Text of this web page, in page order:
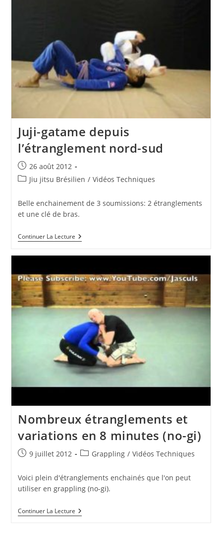
Juji-gatame depuis
l’étranglement nord-sud
Publication
publiée :
26 août 2012
PostJiu jitsu Brésilien / Vidéos Techniques
Belle enchainement de 3 soumissions: 2 étranglements
et une clé de bras.
Continuer La LectureJuji-
Gatame
Sud
Nombreux étranglements et
variations en 8 minutes (no-gi)
Publication
9 juillet 2012
PostGrappling / Vidéos Techniques
Voici plein d'étranglements enchainés que l'on peut
utiliser en grappling (no-gi).
Continuer La LectureNombreux
Étranglements